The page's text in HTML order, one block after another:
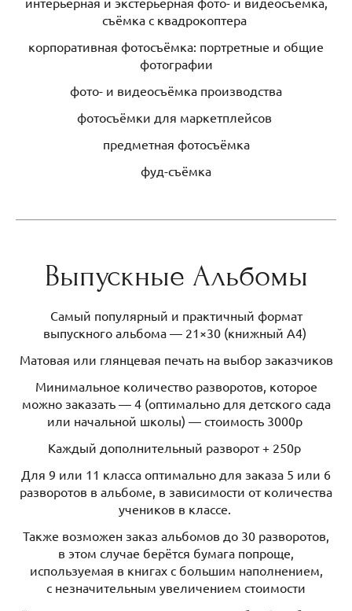
съёмка с квадрокоптера
корпоративная фотосъёмка: портретные и общие
фотографии
фото- и видеосъёмка производства
фотосъёмки для маркетплейсов
предметная фотосъёмка
фуд-съёмка
Выпускные Альбомы
Самый популярный и практичный формат
выпускного альбома — 21×30 (книжный А4)
Матовая или глянцевая печать на выбор заказчиков
Минимальное количество разворотов, которое
можно заказать — 4 (оптимально для детского сада
или начальной школы) — стоимость 3000р
Каждый дополнительный разворот + 250р
Для 9 или 11 класса оптимально для заказа 5 или 6
разворотов в альбоме, в зависимости от количества
учеников в классе.
Также возможен заказ альбомов до 30 разворотов,
в этом случае берётся бумага попроще,
используемая в книгах с большим наполнением,
с незначительным увеличением стоимости